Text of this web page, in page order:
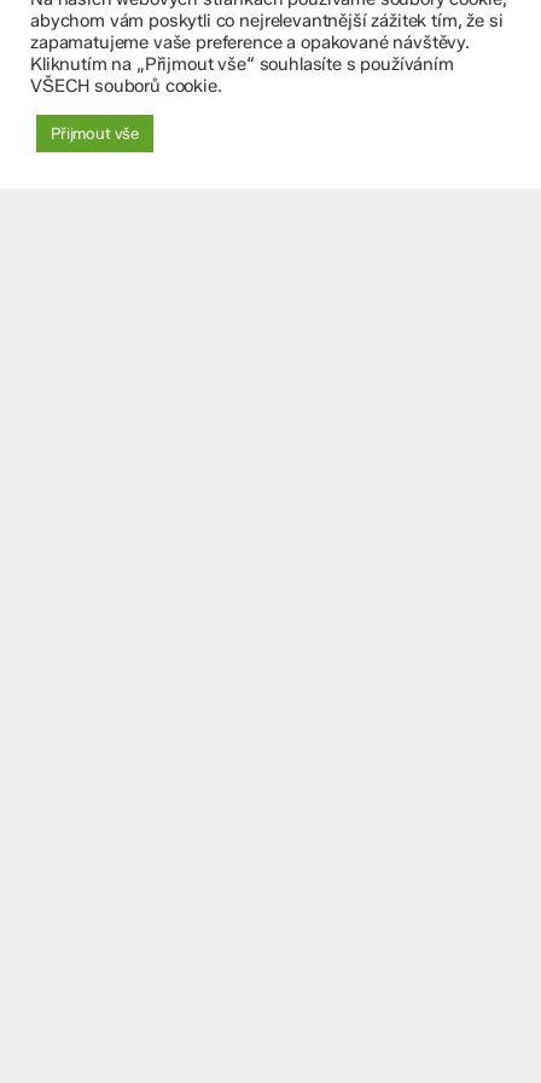
+420 585 208 220
Důležité údaje
Datová schránka: 4tfmqgq
IČO: 70 631 018
abychom vám poskytli co nejrelevantnější zážitek tím, že si
zapamatujeme vaše preference a opakované návštěvy.
Kliknutím na „Přijmout vše“ souhlasíte s používáním
VŠECH souborů cookie.
Přijmout vše